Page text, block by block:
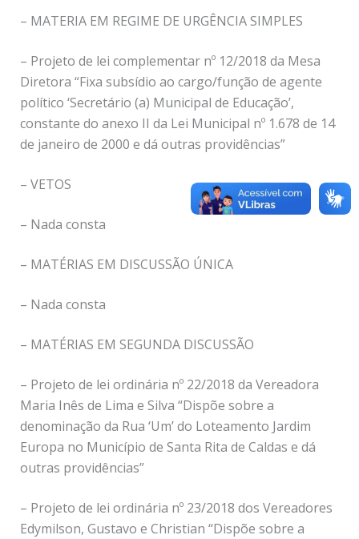
– MATERIA EM REGIME DE URGÊNCIA SIMPLES
– Projeto de lei complementar nº 12/2018 da Mesa
Diretora “Fixa subsídio ao cargo/função de agente
político ‘Secretário (a) Municipal de Educação’,
constante do anexo II da Lei Municipal nº 1.678 de 14
de janeiro de 2000 e dá outras providências”
– VETOS
– Nada consta
– MATÉRIAS EM DISCUSSÃO ÚNICA
– Nada consta
– MATÉRIAS EM SEGUNDA DISCUSSÃO
– Projeto de lei ordinária nº 22/2018 da Vereadora
Maria Inês de Lima e Silva “Dispõe sobre a
denominação da Rua ‘Um’ do Loteamento Jardim
Europa no Município de Santa Rita de Caldas e dá
outras providências”
– Projeto de lei ordinária nº 23/2018 dos Vereadores
Edymilson, Gustavo e Christian “Dispõe sobre a